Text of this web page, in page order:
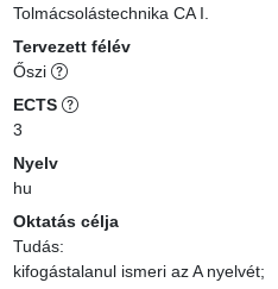
Tolmácsolástechnika CA I.
Tervezett félév
Őszi
ECTS
3
Nyelv
hu
Oktatás célja
Tudás:
kifogástalanul ismeri az A nyelvét;